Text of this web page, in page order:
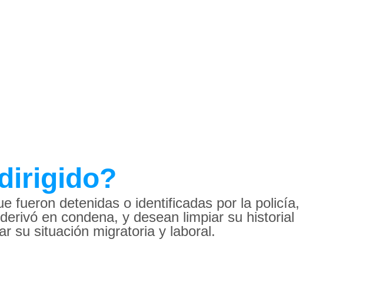
fueron detenidas o identificadas por la policía,
en condena, y desean limpiar su historial
su situación migratoria y laboral.